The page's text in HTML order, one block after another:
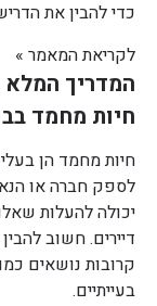
כדי להבין את
לקריאת המאמר »
המדריך המלא
חיות מחמד
חיות מחמד הן
לספק חברה או
יכולה להעלות
דיירים. חשוב
קרובות נושאים
בעייתיים.